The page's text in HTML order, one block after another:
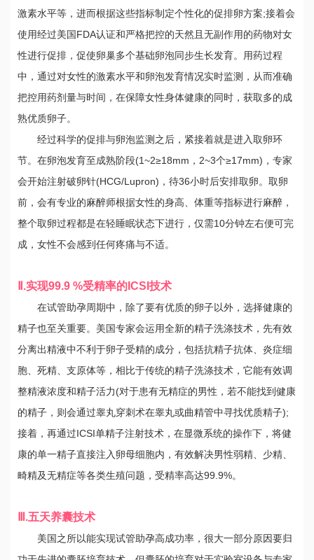
激素水平等，进而根据这些指标制定个性化的促排卵方案;接着会
使用经过美国FDA认证和严格把控的天然且无副作用的药物对女
性进行促排，促使卵巢多个基础卵泡同步生长发育。用药过程
中，通过对女性的激素水平和卵泡发育情况实时监测，从而准确
把控用药剂量与时间，在保障女性身体健康的同时，获取多的成
熟优质卵子。
经过科学的促排与卵泡监测之后，紧接着就是进入取卵环
节。在卵泡发育至成熟阶段(1~2≥18mm，2~3个≥17mm)，专家
会开始注射破卵针(HCG/Lupron)，待36小时后安排取卵。取卵
前，会有专业的麻醉师根据女性的身高、体重等指标进行麻醉，
整个取卵过程都是在轻睡眠状态下进行，仅需10分钟左右便可完
成，女性不会感到任何疼痛与不适。
Ⅱ.实现99.9 %受精率的ICSI技术
在试管助孕周期中，除了要有优质的卵子以外，选择健康的
精子也至关重要。美国专家会运用全新的精子洗涤技术，先有效
分离出精液中不利于卵子受精的成分，包括抗精子抗体、炎症细
胞、死精、支原体等，相比于传统的精子洗涤技术，它能有效调
整精液浓度和精子活力(对于患有无精症的男性，若不能找到健康
的精子，则会通过睾丸穿刺术在睾丸或曲精管中寻找优质精子);
接着，再通过ICSI单精子注射技术，在显微系统的操作下，将健
康的单一精子直接注入卵母细胞内，有效解决男性弱精、少精、
畸精及无精症等各类生殖问题，受精率高达99.9%。
Ⅲ.五天养囊技术
美国之所以能实现试管助孕高成功率，很大一部分原因要归